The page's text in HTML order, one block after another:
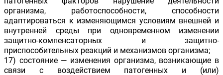
организма, работоспособности, способности
адаптироваться к изменяющимся условиям внешней и
внутренней среды при одновременном изменении
защитно-компенсаторных и защитно-
приспособительных реакций и механизмов организма;
17) состояние — изменения организма, возникающие в
связи с воздействием патогенных и (или)